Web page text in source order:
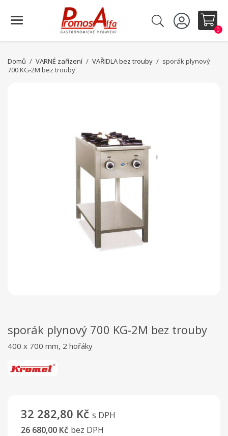
0
Domů VARNÉ zařízení VAŘIDLA bez trouby
sporák plynový
700 KG-2M bez trouby
sporák plynový 700 KG-2M bez trouby
400 x 700 mm, 2 hořáky
32 282,80 Kč s DPH
26 680,00 Kč bez DPH